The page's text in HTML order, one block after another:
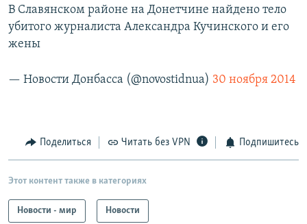
В Славянском районе на Донетчине найдено тело
убитого журналиста Александра Кучинского и его
жены
— Новости Донбасса (@novostidnua) 30 ноября 2014
Поделиться Читать без VPN Подпишитесь
Этот контент также в категориях
Новости - мир Новости